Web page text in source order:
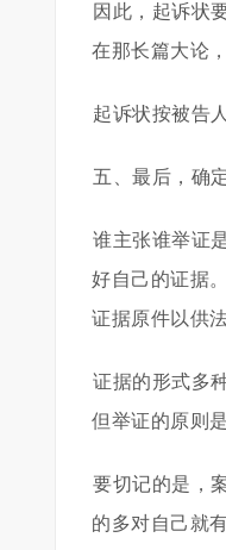
因此，起诉状
在那长篇大论
起诉状按被告
五、最后，确
谁主张谁举证
好自己的证据
证据原件以供
证据的形式多
但举证的原则
要切记的是，
的多对自己就